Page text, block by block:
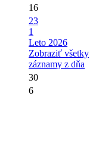
16
23
1
Leto 2026
Zobraziť všetky
záznamy z dňa
30
6